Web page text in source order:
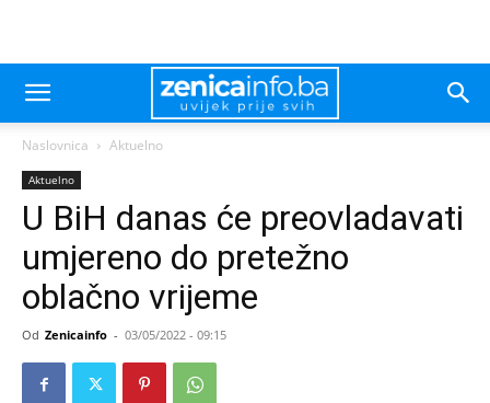
Naslovnica Aktuelno
Aktuelno
U BiH danas će preovladavati
umjereno do pretežno
oblačno vrijeme
Od Zenicainfo - 03/05/2022 - 09:15